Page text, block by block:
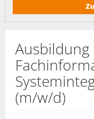
Ausbildung
(m/w/d)